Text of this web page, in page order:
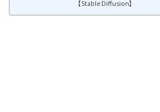
【Stable Diffusion】